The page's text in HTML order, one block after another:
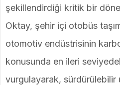
şekillendirdiği kritik bir
Oktay, şehir içi otobüs
otomotiv endüstrisinin
konusunda en ileri
vurgulayarak, sürdürülebilir